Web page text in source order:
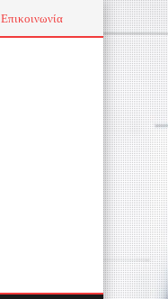
Επικοινωνία